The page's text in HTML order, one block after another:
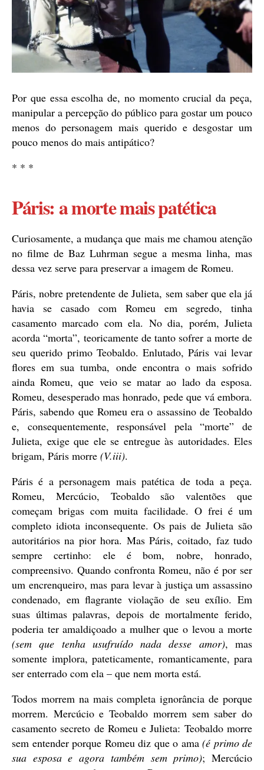
Por que essa escolha de, no momento crucial da peça,
manipular a percepção do público para gostar um pouco
menos do personagem mais querido e desgostar um
pouco menos do mais antipático?
* * *
Páris: a morte mais patética
Curiosamente, a mudança que mais me chamou atenção
no filme de Baz Luhrman segue a mesma linha, mas
dessa vez serve para preservar a imagem de Romeu.
Páris, nobre pretendente de Julieta, sem saber que ela já
havia se casado com Romeu em segredo, tinha
casamento marcado com ela. No dia, porém, Julieta
acorda “morta”, teoricamente de tanto sofrer a morte de
seu querido primo Teobaldo. Enlutado, Páris vai levar
flores em sua tumba, onde encontra o mais sofrido
ainda Romeu, que veio se matar ao lado da esposa.
Romeu, desesperado mas honrado, pede que vá embora.
Páris, sabendo que Romeu era o assassino de Teobaldo
e, consequentemente, responsável pela “morte” de
Julieta, exige que ele se entregue às autoridades. Eles
brigam, Páris morre (V.iii).
Páris é a personagem mais patética de toda a peça.
Romeu, Mercúcio, Teobaldo são valentões que
começam brigas com muita facilidade. O frei é um
completo idiota inconsequente. Os pais de Julieta são
autoritários na pior hora. Mas Páris, coitado, faz tudo
sempre certinho: ele é bom, nobre, honrado,
compreensivo. Quando confronta Romeu, não é por ser
um encrenqueiro, mas para levar à justiça um assassino
condenado, em flagrante violação de seu exílio. Em
suas últimas palavras, depois de mortalmente ferido,
poderia ter amaldiçoado a mulher que o levou a morte
(sem que tenha usufruído nada desse amor), mas
somente implora, pateticamente, romanticamente, para
ser enterrado com ela – que nem morta está.
Todos morrem na mais completa ignorância de porque
morrem. Mercúcio e Teobaldo morrem sem saber do
casamento secreto de Romeu e Julieta: Teobaldo morre
sem entender porque Romeu diz que o ama (é primo de
sua esposa e agora também sem primo); Mercúcio